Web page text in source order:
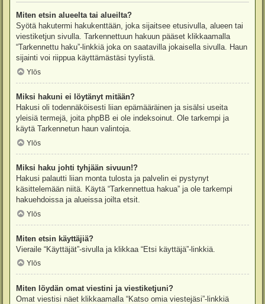
Miten etsin alueelta tai alueilta?
Syötä hakutermi hakukenttään, joka sijaitsee etusivulla, alueen tai
viestiketjun sivulla. Tarkennettuun hakuun pääset klikkaamalla
“Tarkennettu haku”-linkkiä joka on saatavilla jokaisella sivulla. Haun
sijainti voi riippua käyttämästäsi tyylistä.
Ylös
Miksi hakuni ei löytänyt mitään?
Hakusi oli todennäköisesti liian epämääräinen ja sisälsi useita
yleisiä termejä, joita phpBB ei ole indeksoinut. Ole tarkempi ja
käytä Tarkennetun haun valintoja.
Ylös
Miksi haku johti tyhjään sivuun!?
Hakusi palautti liian monta tulosta ja palvelin ei pystynyt
käsittelemään niitä. Käytä “Tarkennettua hakua” ja ole tarkempi
hakuehdoissa ja alueissa joilta etsit.
Ylös
Miten etsin käyttäjiä?
Vieraile “Käyttäjät”-sivulla ja klikkaa “Etsi käyttäjä”-linkkiä.
Ylös
Miten löydän omat viestini ja viestiketjuni?
Omat viestisi näet klikkaamalla “Katso omia viestejäsi”-linkkiä